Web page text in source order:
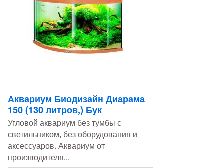
Аквариум Биодизайн Диарама
150 (130 литров,) Бук
Угловой аквариум без тумбы с
светильником, без оборудования и
аксессуаров. Аквариум от
производителя...